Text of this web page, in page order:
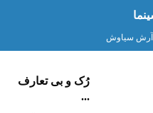
آرش سیاوش
رُک و بی تعارف
...